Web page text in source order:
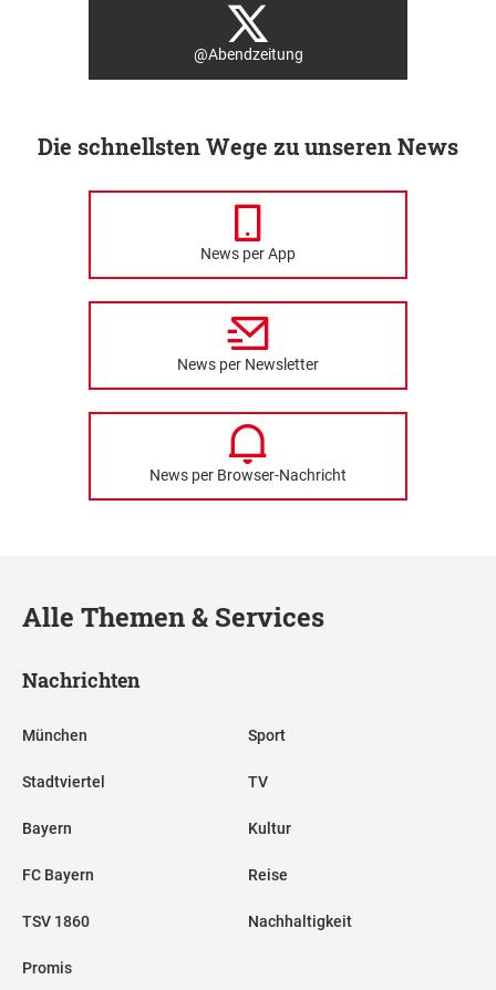
@Abendzeitung
Die schnellsten Wege zu unseren News
News per App
News per Newsletter
News per Browser-Nachricht
Alle Themen & Services
Nachrichten
München
Stadtviertel
Bayern
FC Bayern
TSV 1860
Promis
Sport
TV
Kultur
Reise
Nachhaltigkeit